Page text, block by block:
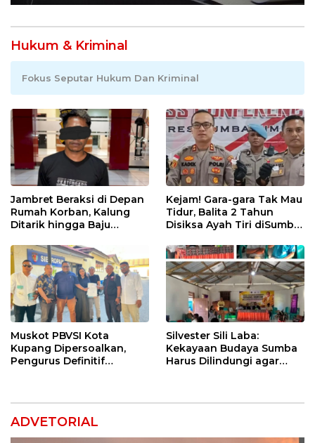
Hukum & Kriminal
Fokus Seputar Hukum Dan Kriminal
Jambret Beraksi di Depan
Rumah Korban, Kalung
Ditarik hingga Baju
Jejak Terduga Pelaku
Kejam! Gara-gara Tak Mau
Tidur, Balita 2 Tahun
Disiksa Ayah Tiri diSumba
Mata Dioles Balsem
hingga Direndam Air Es
Muskot PBVSI Kota
Kupang Dipersoalkan,
Pengurus Definitif
Silvester Sili Laba:
Kekayaan Budaya Sumba
Harus Dilindungi agar
ADVETORIAL